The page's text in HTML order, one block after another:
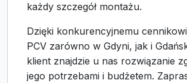
każdy szczegół montażu.
Dzięki konkurencyjnemu
PCV zarówno w Gdyni, jak i
klient znajdzie u nas rozwiązanie
jego potrzebami i budżetem.